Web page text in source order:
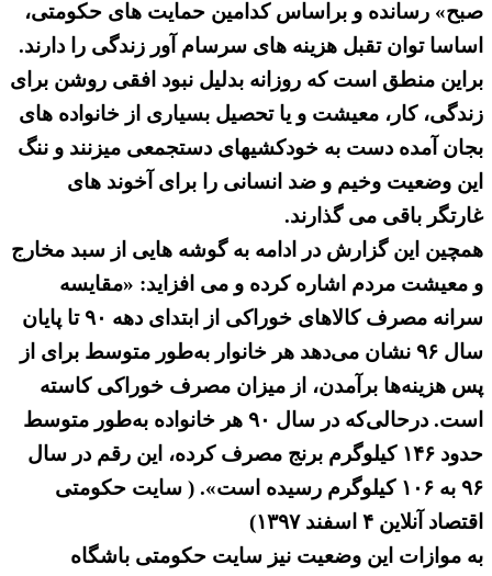
صبح» رسانده و براساس کدامین حمایت های حکومتی،
اساسا توان تقبل هزینه های سرسام آور زندگی را دارند.
براین منطق است که روزانه بدلیل نبود افقی روشن برای
زندگی، کار، معیشت و یا تحصیل بسیاری از خانواده های
بجان آمده دست به خودکشیهای دستجمعی میزنند و ننگ
این وضعیت وخیم و ضد انسانی را برای آخوند های
غارتگر باقی می گذارند.
همچین این گزارش در ادامه به گوشه هایی از سبد مخارج
و معیشت مردم اشاره کرده و می افزاید: «مقایسه
سرانه مصرف کالاهای خوراکی از ابتدای دهه ۹۰ تا پایان
سال ۹۶ نشان می‌دهد هر خانوار به‌طور متوسط برای از
پس هزینه‌ها برآمدن، از میزان مصرف خوراکی کاسته
است. درحالی‌که در سال ۹۰ هر خانواده به‌طور متوسط
حدود ۱۴۶ کیلوگرم برنج مصرف کرده، این رقم در سال
۹۶ به ۱۰۶ کیلوگرم رسیده است». ( سایت حکومتی
اقتصاد آنلاین ۴ اسفند ۱۳۹۷)
به موازات این وضعیت نیز سایت حکومتی باشگاه